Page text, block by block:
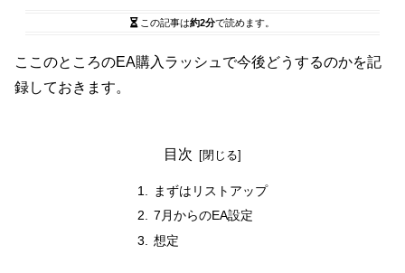
この記事は約2分で読めます。
ここのところのEA購入ラッシュで今後どうするのかを記
録しておきます。
目次
まずはリストアップ
7月からのEA設定
想定